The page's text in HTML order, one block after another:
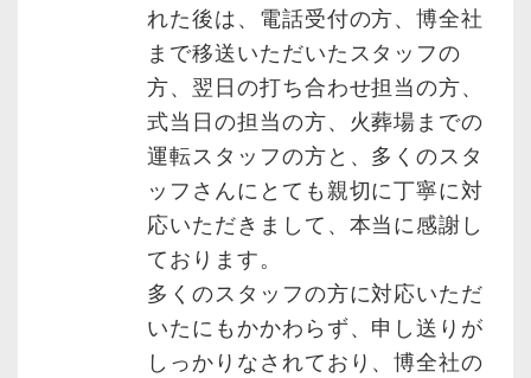
れた後は、電話受付の方、博全社
まで移送いただいたスタッフの
方、翌日の打ち合わせ担当の方、
式当日の担当の方、火葬場までの
運転スタッフの方と、多くのスタ
ッフさんにとても親切に丁寧に対
応いただきまして、本当に感謝し
ております。
多くのスタッフの方に対応いただ
いたにもかかわらず、申し送りが
しっかりなされており、博全社の